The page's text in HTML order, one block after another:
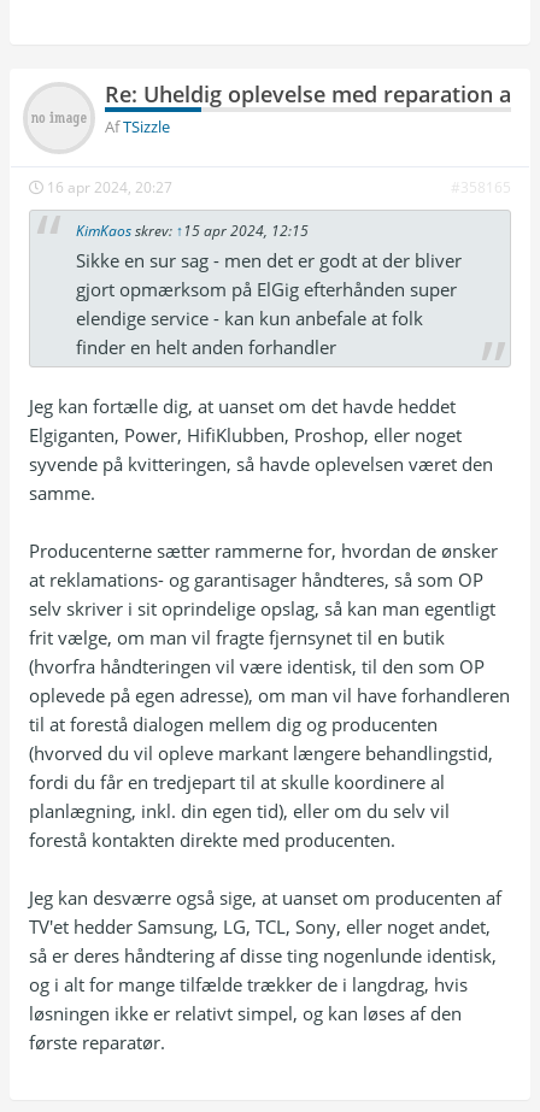
Re: Uheldig oplevelse med reparation af
AfTSizzle
16 apr 2024, 20:27 #358165
KimKaosskrev: ↑15 apr 2024, 12:15
Sikke en sur sag - men det er godt at der bliver
gjort opmærksom på ElGig efterhånden super
elendige service - kan kun anbefale at folk
finder en helt anden forhandler
Jeg kan fortælle dig, at uanset om det havde heddet
Elgiganten, Power, HifiKlubben, Proshop, eller noget
syvende på kvitteringen, så havde oplevelsen været den
samme.
Producenterne sætter rammerne for, hvordan de ønsker
at reklamations- og garantisager håndteres, så som OP
selv skriver i sit oprindelige opslag, så kan man egentligt
frit vælge, om man vil fragte fjernsynet til en butik
(hvorfra håndteringen vil være identisk, til den som OP
oplevede på egen adresse), om man vil have forhandleren
til at forestå dialogen mellem dig og producenten
(hvorved du vil opleve markant længere behandlingstid,
fordi du får en tredjepart til at skulle koordinere al
planlægning, inkl. din egen tid), eller om du selv vil
forestå kontakten direkte med producenten.
Jeg kan desværre også sige, at uanset om producenten af
TV'et hedder Samsung, LG, TCL, Sony, eller noget andet,
så er deres håndtering af disse ting nogenlunde identisk,
og i alt for mange tilfælde trækker de i langdrag, hvis
løsningen ikke er relativt simpel, og kan løses af den
første reparatør.